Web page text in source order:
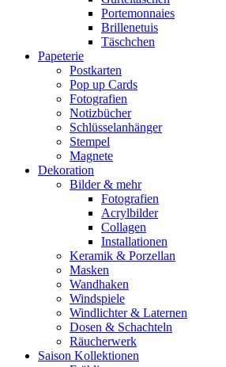
Portemonnaies
Brillenetuis
Täschchen
Papeterie
Postkarten
Pop up Cards
Fotografien
Notizbücher
Schlüsselanhänger
Stempel
Magnete
Dekoration
Bilder & mehr
Fotografien
Acrylbilder
Collagen
Installationen
Keramik & Porzellan
Masken
Wandhaken
Windspiele
Windlichter & Laternen
Dosen & Schachteln
Räucherwerk
Saison Kollektionen